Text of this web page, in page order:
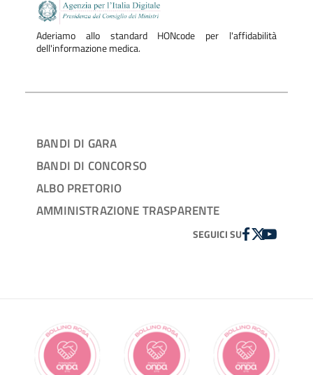
Aderiamo allo standard HONcode per l'affidabilità
dell'informazione medica.
BANDI DI GARA
BANDI DI CONCORSO
ALBO PRETORIO
AMMINISTRAZIONE TRASPARENTE
SEGUICI SUFACEBOOK
TWITTER
YOUTUBE